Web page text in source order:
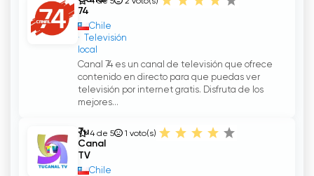
74
Chile
Televisión
local
Canal 74 es un canal de televisión que ofrece
contenido en directo para que puedas ver
televisión por internet gratis. Disfruta de los
mejores...
Tu
Canal
TV
Chile
4 de 5 1 voto(s)